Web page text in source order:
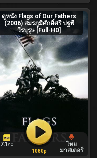
ดูหนัง Flags of Our Fathers
(2006) สมรภูมิศักดิ์ศรี ปฐพี
วีรบุรุษ [Full-HD]
7.1/10
ไทย
มาสเตอร์
1080p